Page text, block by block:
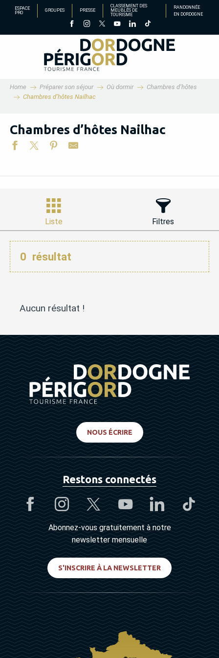
AllerESPACE
PRO
GROUPES PRESSE
CLASSEMENT DES
MEUBLÉS DE
TOURISME
RANDONNÉE
EN DORDOGNE
Home Préparer son séjour Où dormir
Chambres d’hôtes
Chambres d’hôtes Nailhac
Chambres d’hôtes Nailhac
Liste Filtres
0 résultat
Aucun résultat !
NOUS ÉCRIRE
Restons connectés
Abonnez-vous gratuitement à notre
newsletter mensuelle
S'INSCRIRE À LA NEWSLETTER